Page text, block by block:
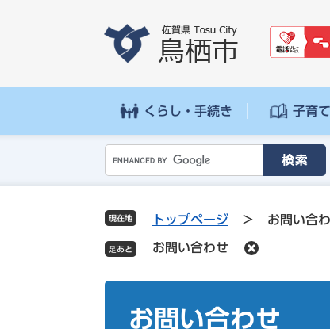
先
を
くらし・手続き 子育
o
g
l
e
ス
現在地 トップページ > お問い合
お問い合わせ
お問い合わせ